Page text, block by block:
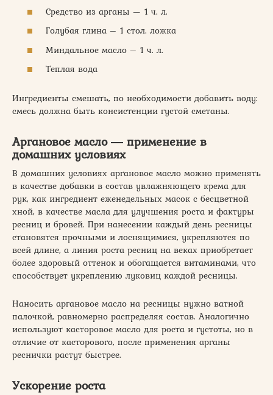
Средство из арганы — 1 ч. л.
Голубая глина – 1 стол. ложка
Миндальное масло – 1 ч. л.
Теплая вода
Ингредиенты смешать, по необходимости добавить воду:
смесь должна быть консистенции густой сметаны.
Аргановое масло ― применение в
домашних условиях
В домашних условиях аргановое масло можно применять
в качестве добавки в состав увлажняющего крема для
рук, как ингредиент еженедельных масок с бесцветной
хной, в качестве масла для улучшения роста и фактуры
ресниц и бровей. При нанесении каждый день ресницы
становятся прочными и лоснящимися, укрепляются по
всей длине, а линия роста ресниц на веках приобретает
более здоровый оттенок и обогащается витаминами, что
способствует укреплению луковиц каждой ресницы.
Наносить аргановое масло на ресницы нужно ватной
палочкой, равномерно распределяя состав. Аналогично
используют касторовое масло для роста и густоты, но в
отличие от касторового, после применения арганы
реснички растут быстрее.
Ускорение роста